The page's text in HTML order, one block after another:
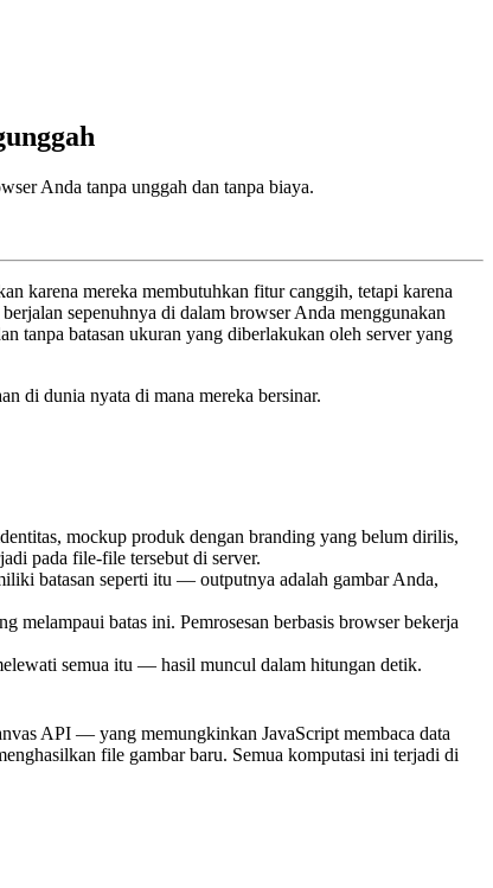
Anda tanpa unggah dan tanpa biaya.
karena mereka membutuhkan fitur canggih, tetapi karena
sepenuhnya di dalam browser Anda menggunakan
tanpa batasan ukuran yang diberlakukan oleh server yang
di dunia nyata di mana mereka bersinar.
mockup produk dengan branding yang belum dirilis,
pada file-file tersebut di server.
batasan seperti itu — outputnya adalah gambar Anda,
batas ini. Pemrosesan berbasis browser bekerja
semua itu — hasil muncul dalam hitungan detik.
API — yang memungkinkan JavaScript membaca data
file gambar baru. Semua komputasi ini terjadi di